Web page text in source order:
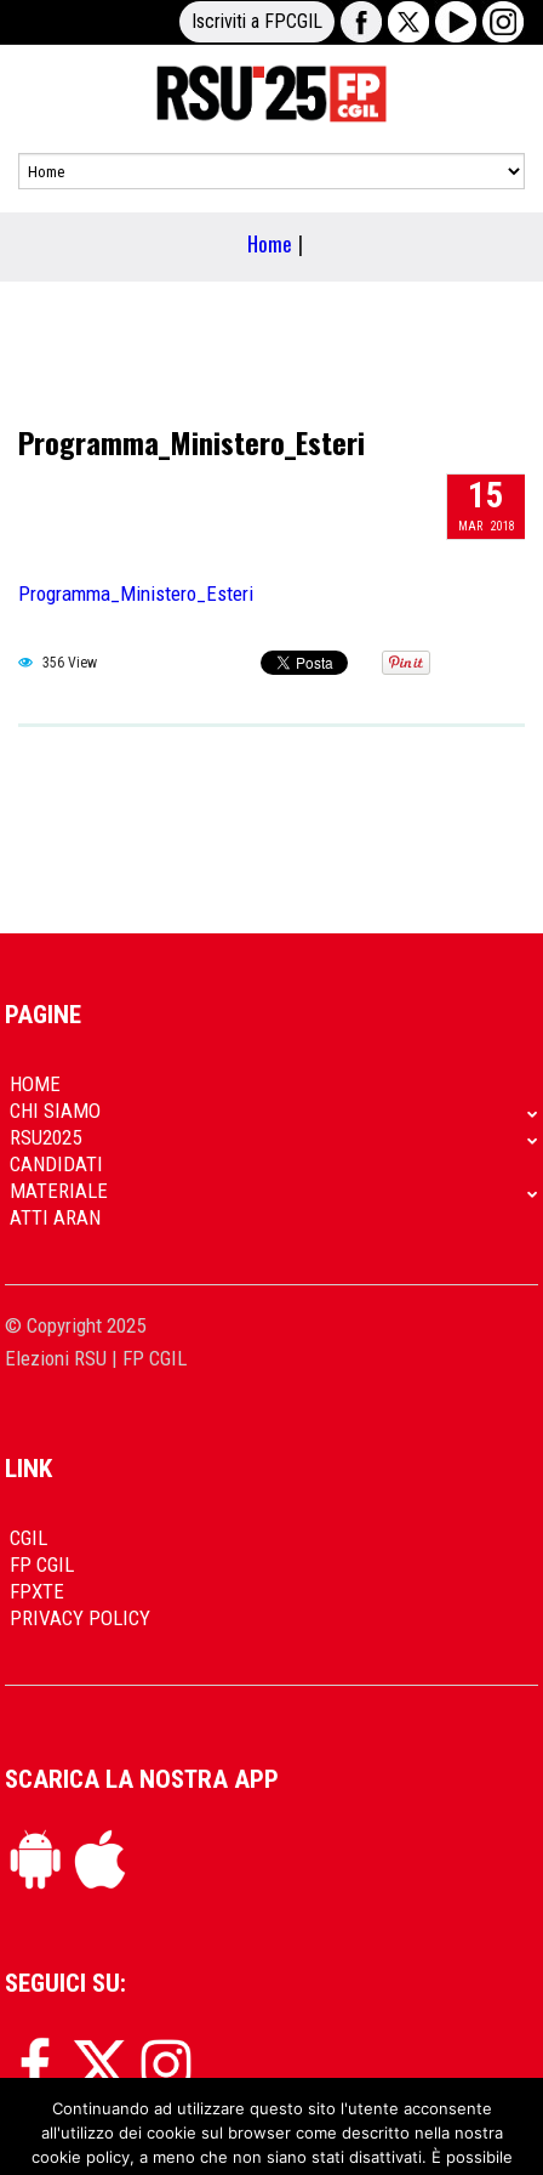
Iscriviti a FPCGIL
Home |
Programma_Ministero_Esteri
15
MAR 2018
Programma_Ministero_Esteri
356 View
PAGINE
HOME
CHI SIAMO
RSU2025
CANDIDATI
MATERIALE
ATTI ARAN
© Copyright 2025
Elezioni RSU | FP CGIL
LINK
CGIL
FP CGIL
FPXTE
PRIVACY POLICY
SCARICA LA NOSTRA APP
SEGUICI SU:
Continuando ad utilizzare questo sito l'utente acconsente
all'utilizzo dei cookie sul browser come descritto nella nostra
cookie policy, a meno che non siano stati disattivati. È possibile